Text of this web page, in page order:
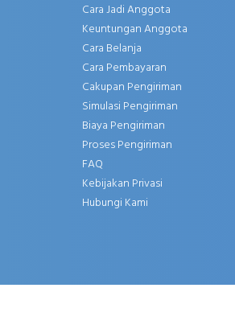
Cara Jadi Anggota
Keuntungan Anggota
Cara Belanja
Cara Pembayaran
Cakupan Pengiriman
Simulasi Pengiriman
Biaya Pengiriman
Proses Pengiriman
FAQ
Kebijakan Privasi
Hubungi Kami